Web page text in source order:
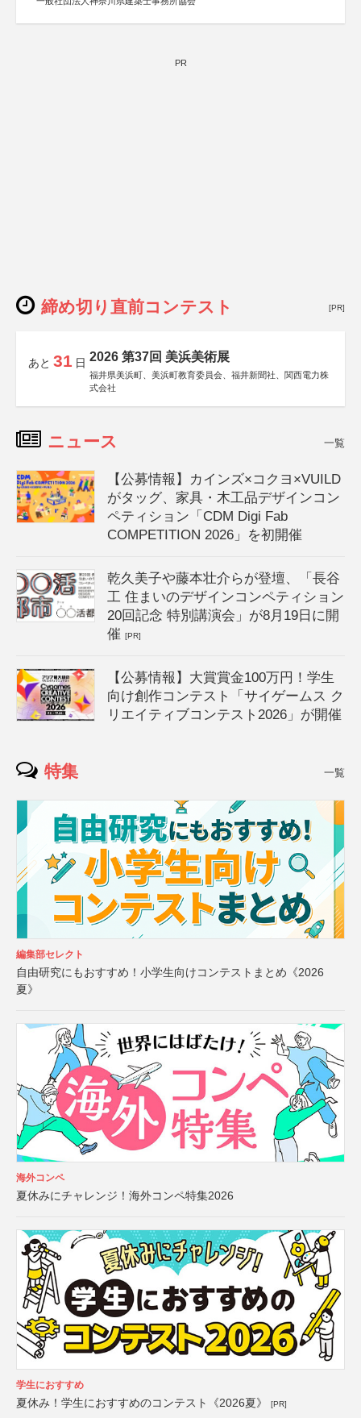
PR
締め切り直前コンテスト [PR]
あと 31 日 2026 第37回 美浜美術展
福井県美浜町、美浜町教育委員会、福井新聞社、関西電力株
式会社
ニュース 一覧
【公募情報】カインズ×コクヨ×VUILD
がタッグ、家具・木工品デザインコン
ペティション「CDM Digi Fab
COMPETITION 2026」を初開催
乾久美子や藤本壮介らが登壇、「長谷
工 住まいのデザインコンペティション
20回記念 特別講演会」が8月19日に開
催[PR]
【公募情報】大賞賞金100万円！学生
向け創作コンテスト「サイゲームス ク
リエイティブコンテスト2026」が開催
特集 一覧
編集部セレクト
自由研究にもおすすめ！小学生向けコンテストまとめ《2026
夏》
海外コンペ
夏休みにチャレンジ！海外コンペ特集2026
学生におすすめ
夏休み！学生におすすめのコンテスト《2026夏》 [PR]